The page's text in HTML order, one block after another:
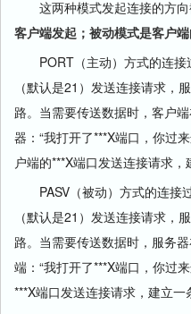
这两种模式发起连接的方向
客户端发起；被动模式是客户端
PORT（主动）方式的连接
（默认是21）发送连接请求，
路。当需要传送数据时，客户
器：“我打开了***X端口，你过
户端的***X端口发送连接请求
PASV（被动）方式的连接
（默认是21）发送连接请求，
路。当需要传送数据时，服务
端：“我打开了***X端口，你过
***X端口发送连接请求，建立